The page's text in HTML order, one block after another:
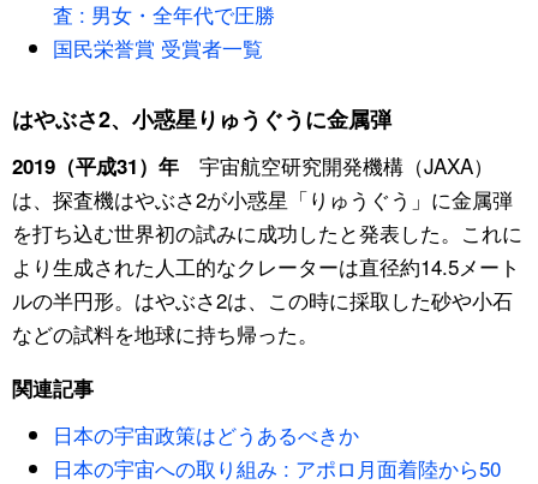
査 : 男女・全年代で圧勝
国民栄誉賞 受賞者一覧
はやぶさ2、小惑星りゅうぐうに金属弾
2019（平成31）年宇宙航空研究開発機構（JAXA）
は、探査機はやぶさ2が小惑星「りゅうぐう」に金属弾
を打ち込む世界初の試みに成功したと発表した。これに
より生成された人工的なクレーターは直径約14.5メート
ルの半円形。はやぶさ2は、この時に採取した砂や小石
などの試料を地球に持ち帰った。
関連記事
日本の宇宙政策はどうあるべきか
日本の宇宙への取り組み : アポロ月面着陸から50